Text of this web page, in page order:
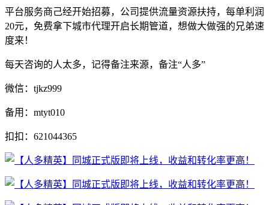
平台服务商己经开始招募，公司提供流量资源扶持，每单利润
20元，免费拿下城市代理开启长期管道，想做大做强的兄弟速
度来！
每天咨询的人太多，记得备注来源，备注“人多”
微信：tjkz999
备用：mtyt010
扣扣： 621044365